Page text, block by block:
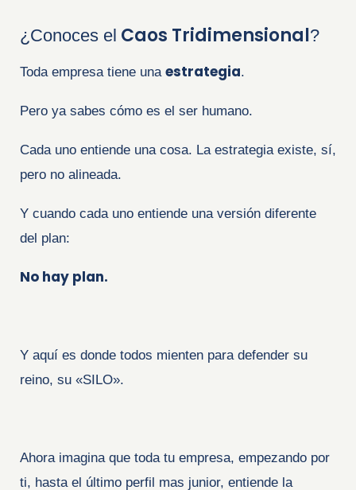
¿Conoces el Caos Tridimensional?
Toda empresa tiene una estrategia.
Pero ya sabes cómo es el ser humano.
Cada uno entiende una cosa. La estrategia existe, sí,
pero no alineada.
Y cuando cada uno entiende una versión diferente
del plan:
No hay plan.
Y aquí es donde todos mienten para defender su
reino, su «SILO».
Ahora imagina que toda tu empresa, empezando por
ti, hasta el último perfil mas junior, entiende la